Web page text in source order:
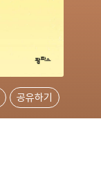
공유하기